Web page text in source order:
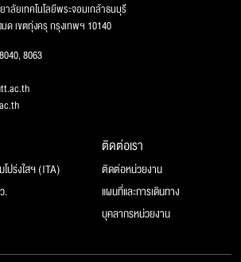
ลัยเทคโนโลยีพระจอมเกล้าธนบุรี
ด เขตทุ่งครุ กรุงเทพฯ 10140
8063
ปร่งใสฯ (ITA)
.
ติดต่อเรา
ติดต่อหน่วยงาน
แผนที่และการเดินทาง
บุคลากรหน่วยงาน